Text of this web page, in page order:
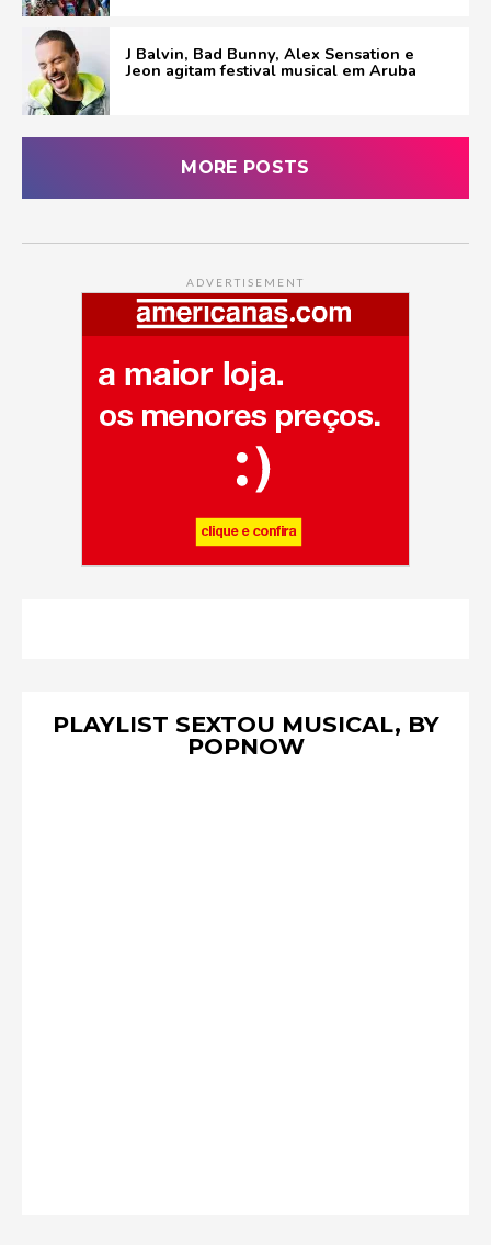
J Balvin, Bad Bunny, Alex Sensation e
Jeon agitam festival musical em Aruba
MORE POSTS
ADVERTISEMENT
PLAYLIST SEXTOU MUSICAL, BY
POPNOW